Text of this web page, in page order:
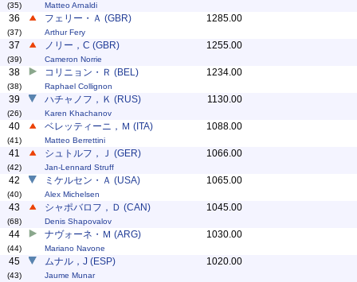
(35) Matteo Arnaldi
36
(37)
フェリー・Ａ (GBR)
Arthur Fery
1285.00
37
(39)
ノリー，C (GBR)
Cameron Norrie
1255.00
38
(38)
コリニョン・Ｒ (BEL)
Raphael Collignon
1234.00
39
(26)
ハチャノフ，Ｋ (RUS)
Karen Khachanov
1130.00
40
(41)
ベレッティーニ，Ｍ (ITA)
Matteo Berrettini
1088.00
41
(42)
シュトルフ，Ｊ (GER)
Jan-Lennard Struff
1066.00
42
(40)
ミケルセン・Ａ (USA)
Alex Michelsen
1065.00
43
(68)
シャポバロフ，Ｄ (CAN)
Denis Shapovalov
1045.00
44
(44)
ナヴォーネ・Ｍ (ARG)
Mariano Navone
1030.00
45
(43)
ムナル，J (ESP)
Jaume Munar
1020.00